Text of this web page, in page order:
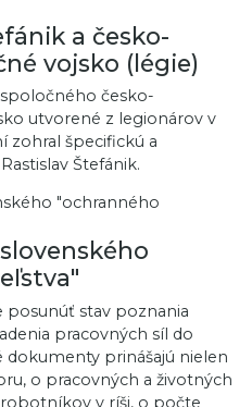
a česko-
vojsko (légie)
česko-
utvorené z legionárov v
zohral špecifickú a
Štefánik.
posunúť stav poznania
pracovných síl do
dokumenty prinášajú nielen
o pracovných a životných
v ríši, o počte